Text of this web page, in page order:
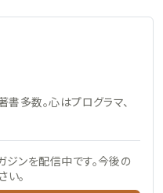
書多数。心はプログラマ、
ンを配信中です。今後の
。